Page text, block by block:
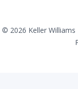
© 2026 Keller